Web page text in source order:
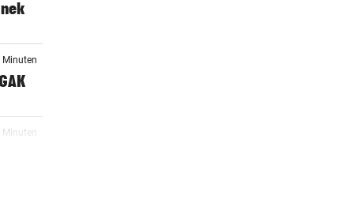
Minuten
Minuten